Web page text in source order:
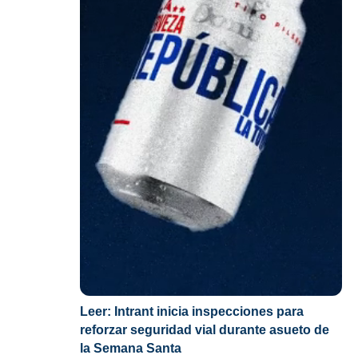
Leer: Intrant inicia inspecciones para
reforzar seguridad vial durante asueto de
la Semana Santa